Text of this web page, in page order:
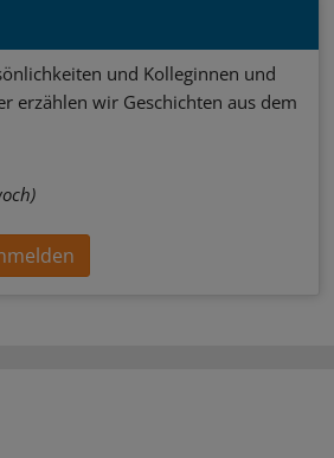
und Kolleginnen und
erzählen wir Geschichten aus dem